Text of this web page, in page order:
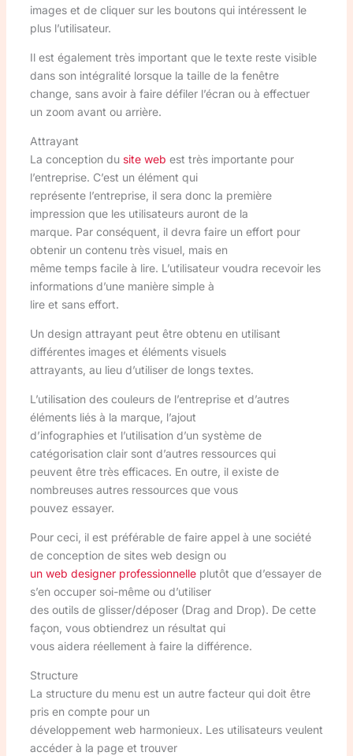
images et de cliquer sur les boutons qui intéressent le
plus l’utilisateur.
Il est également très important que le texte reste visible
dans son intégralité lorsque la taille de la fenêtre
change, sans avoir à faire défiler l’écran ou à effectuer
un zoom avant ou arrière.
Attrayant
La conception du site web est très importante pour
l’entreprise. C’est un élément qui
représente l’entreprise, il sera donc la première
impression que les utilisateurs auront de la
marque. Par conséquent, il devra faire un effort pour
obtenir un contenu très visuel, mais en
même temps facile à lire. L’utilisateur voudra recevoir les
informations d’une manière simple à
lire et sans effort.
Un design attrayant peut être obtenu en utilisant
différentes images et éléments visuels
attrayants, au lieu d’utiliser de longs textes.
L’utilisation des couleurs de l’entreprise et d’autres
éléments liés à la marque, l’ajout
d’infographies et l’utilisation d’un système de
catégorisation clair sont d’autres ressources qui
peuvent être très efficaces. En outre, il existe de
nombreuses autres ressources que vous
pouvez essayer.
Pour ceci, il est préférable de faire appel à une société
de conception de sites web design ou
un web designer professionnelleplutôt que d’essayer de
s’en occuper soi-même ou d’utiliser
des outils de glisser/déposer (Drag and Drop). De cette
façon, vous obtiendrez un résultat qui
vous aidera réellement à faire la différence.
Structure
La structure du menu est un autre facteur qui doit être
pris en compte pour un
développement web harmonieux. Les utilisateurs veulent
accéder à la page et trouver